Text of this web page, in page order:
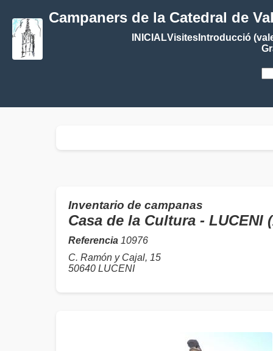
Campaners de la Catedral de
INICIALVisitesIntroducció
Inventario de campanas
Casa de la Cultura - LUCENI
Referencia 10976
C. Ramón y Cajal, 15
50640 LUCENI